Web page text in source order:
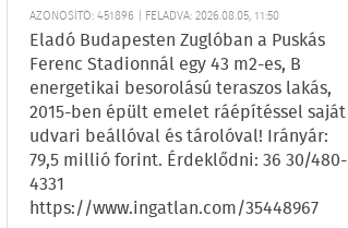
AZONOSÍTÓ: 451896 | FELADVA: 2026.08.05, 11:50
Eladó Budapesten Zuglóban a Puskás
Ferenc Stadionnál egy 43 m2-es, B
energetikai besorolású teraszos lakás,
2015-ben épült emelet ráépítéssel saját
udvari beállóval és tárolóval! Irányár:
79,5 millió forint. Érdeklődni: 36 30/480-
4331
https://www.ingatlan.com/35448967